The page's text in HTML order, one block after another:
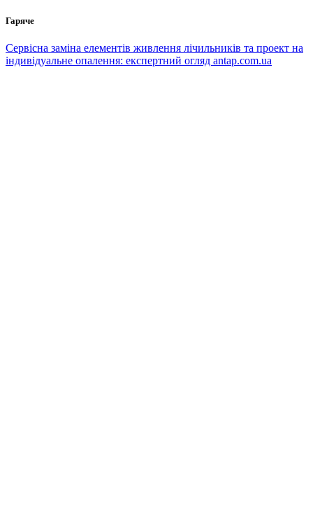
Перейти
вмісту
Гаряче
Сервісна заміна елементів живлення лічильників та проект на
індивідуальне опалення: експертний огляд antap.com.ua